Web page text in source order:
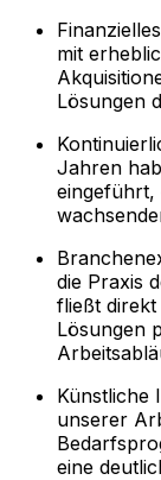
mit
Lösungen
Jahren
eingeführt,
die Praxis
fließt direkt
Lösungen
Künstliche
unserer
eine